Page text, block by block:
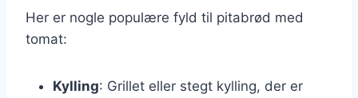
Her er nogle populære fyld til pitabrød med
tomat:
Kylling: Grillet eller stegt kylling, der er